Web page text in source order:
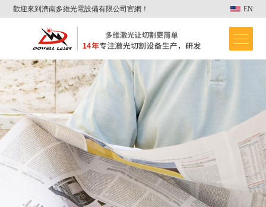
歡迎來到濟南多維光電設備有限公司官網！ EN